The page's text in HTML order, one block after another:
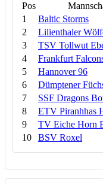
Pos
1
Baltic Storms
2
Lilienthaler
3
TSV Tollwut
4
Frankfurt
5
Hannover 96
6
Dümptener
7
SSF Dragons
8
ETV Piranhhas
9
TV Eiche Horn
10
BSV Roxel